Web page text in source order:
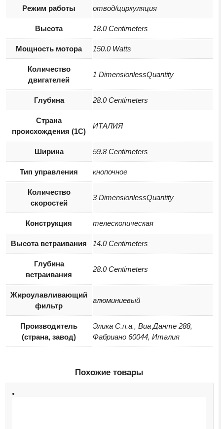
Режим работы отвод/циркуляция
Высота 18.0 Centimeters
Мощность мотора 150.0 Watts
Количество
двигателей
1 DimensionlessQuantity
Глубина 28.0 Centimeters
Страна
происхождения (1С)
ИТАЛИЯ
Ширина 59.8 Centimeters
Тип управления кнопочное
Количество
скоростей
3 DimensionlessQuantity
Конструкция телескопическая
Высота встраивания 14.0 Centimeters
Глубина
встраивания
28.0 Centimeters
Жироулавливающий
фильтр
алюминиевый
Производитель
(страна, завод)
Элика С.п.а., Виа Данте 288,
Фабриано 60044, Италия
Похожие товары